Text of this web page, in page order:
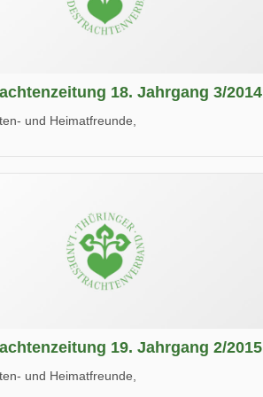
18. Jahrgang 3/2014
und Heimatfreunde,
viel Spaß beim Lesen.
19. Jahrgang 2/2015
und Heimatfreunde,